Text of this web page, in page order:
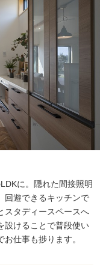
に。隠れた間接照明
回遊できるキッチンで
スタディースペースへ
設けることで普段使い
仕事も捗ります。